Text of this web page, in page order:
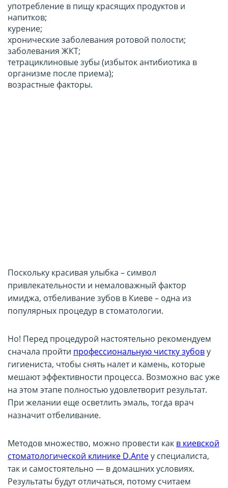
Отбеливание капами с гелем, индивидуальное
изготовление кап
Отбеливание полосками
Как выбрать стоматологию для отбеливания зубов в
Киеве
употребление в пищу красящих продуктов и
напитков;
курение;
хронические заболевания ротовой полости;
заболевания ЖКТ;
тетрациклиновые зубы (избыток антибиотика в
организме после приема);
возрастные факторы.
Поскольку красивая улыбка – символ
привлекательности и немаловажный фактор
имиджа, отбеливание зубов в Киеве – одна из
популярных процедур в стоматологии.
Но! Перед процедурой настоятельно рекомендуем
сначала пройти профессиональную чистку зубову
гигиениста, чтобы снять налет и камень, которые
мешают эффективности процесса. Возможно вас уже
на этом этапе полностью удовлетворит результат.
При желании еще осветлить эмаль, тогда врач
назначит отбеливание.
Методов множество, можно провести как в киевской
стоматологической клинике D.Anteу специалиста,
так и самостоятельно — в домашних условиях.
Результаты будут отличаться, потому считаем